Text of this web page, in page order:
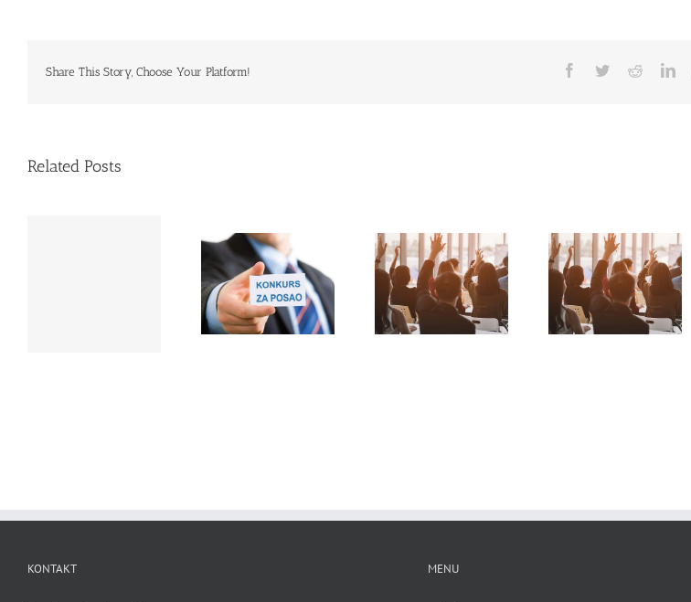
Share This Story, Choose Your Platform! Facebook
TwitterReddit
Related Posts
II KPR SEMINAR U
2024. GODINI
I KPR seminar u
2024. godini
VI KPR
– 10.02.2024.
GODINE
KONTAKT MENU